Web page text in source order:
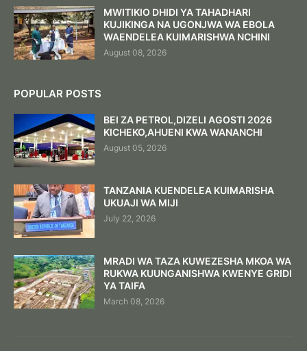
MWITIKIO DHIDI YA TAHADHARI
KUJIKINGA NA UGONJWA WA EBOLA
WAENDELEA KUIMARISHWA NCHINI
August 08, 2026
POPULAR POSTS
BEI ZA PETROL,DIZELI AGOSTI 2026
KICHEKO,AHUENI KWA WANANCHI
August 05, 2026
TANZANIA KUENDELEA KUIMARISHA
UKUAJI WA MIJI
July 22, 2026
MRADI WA TAZA KUWEZESHA MKOA WA
RUKWA KUUNGANISHWA KWENYE GRIDI
YA TAIFA
March 08, 2026